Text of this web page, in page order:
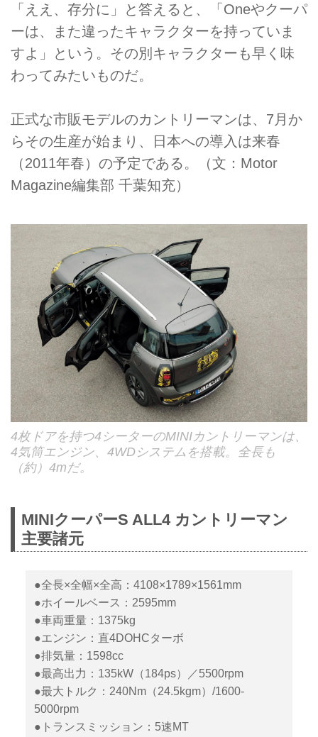
「ええ、存分に」と答えると、「Oneやクーパ
ーは、また違ったキャラクターを持っていま
すよ」という。その別キャラクターも早く味
わってみたいものだ。
正式な市販モデルのカントリーマンは、7月か
らその生産が始まり、日本への導入は来春
（2011年春）の予定である。（文：Motor
Magazine編集部 千葉知充）
4枚ドアを持つ4シーターのMINIカントリーマンは、
4気筒エンジン、4WDシステムを搭載。全長も
（約）4mだ。
MINIクーパーS ALL4 カントリーマン
主要諸元
●全長×全幅×全高：4108×1789×1561mm
●ホイールベース：2595mm
●車両重量：1375kg
●エンジン：直4DOHCターボ
●排気量：1598cc
●最高出力：135kW（184ps）／5500rpm
●最大トルク：240Nm（24.5kgm）/1600-
5000rpm
●トランスミッション：5速MT